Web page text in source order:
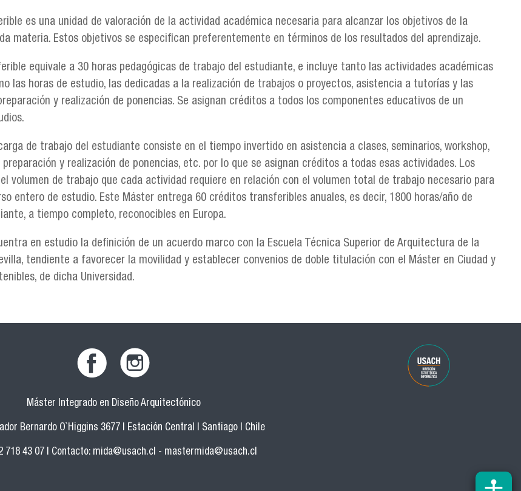
es una unidad de valoración de la actividad académica necesaria para alcanzar los objetivos de la
materia. Estos objetivos se especifican preferentemente en términos de los resultados del aprendizaje.
equivale a 30 horas pedagógicas de trabajo del estudiante, e incluye tanto las actividades académicas
las horas de estudio, las dedicadas a la realización de trabajos o proyectos, asistencia a tutorías y las
y realización de ponencias. Se asignan créditos a todos los componentes educativos de un
de trabajo del estudiante consiste en el tiempo invertido en asistencia a clases, seminarios, workshop,
preparación y realización de ponencias, etc. por lo que se asignan créditos a todas esas actividades. Los
volumen de trabajo que cada actividad requiere en relación con el volumen total de trabajo necesario para
entero de estudio. Este Máster entrega 60 créditos transferibles anuales, es decir, 1800 horas/año de
a tiempo completo, reconocibles en Europa.
en estudio la definición de un acuerdo marco con la Escuela Técnica Superior de Arquitectura de la
tendiente a favorecer la movilidad y establecer convenios de doble titulación con el Máster en Ciudad y
de dicha Universidad.
Máster Integrado en Diseño Arquitectónico
Bernardo O`Higgins 3677 | Estación Central | Santiago | Chile
718 43 07 | Contacto: mida@usach.cl - mastermida@usach.cl